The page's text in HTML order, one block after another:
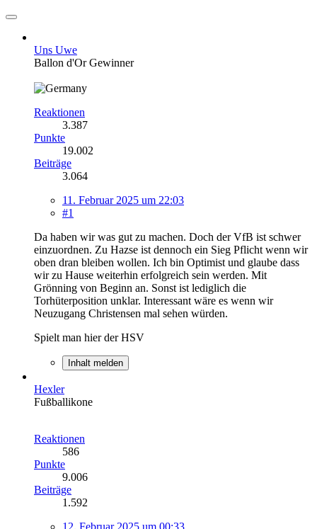
Uns Uwe
Ballon d'Or Gewinner
Reaktionen
3.387
Punkte
19.002
Beiträge
3.064
11. Februar 2025 um 22:03
#1
Da haben wir was gut zu machen. Doch der VfB ist schwer
einzuordnen. Zu Hazse ist dennoch ein Sieg Pflicht wenn wir
oben dran bleiben wollen. Ich bin Optimist und glaube dass
wir zu Hause weiterhin erfolgreich sein werden. Mit
Grönning von Beginn an. Sonst ist lediglich die
Torhüterposition unklar. Interessant wäre es wenn wir
Neuzugang Christensen mal sehen würden.
Spielt man hier der HSV
Inhalt melden
Hexler
Fußballikone
Reaktionen
586
Punkte
9.006
Beiträge
1.592
12. Februar 2025 um 00:33